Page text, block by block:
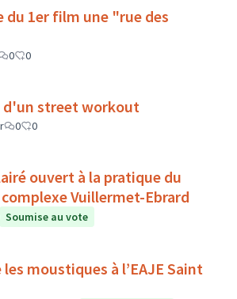
du 1er film une "rue des
0 0
street workout
0 0
ouvert à la pratique du
Vuillermet-Ebrard
Soumise au vote
moustiques à l’EAJE Saint